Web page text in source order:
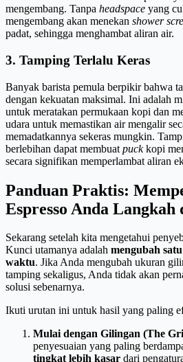
mengembang. Tanpa headspace yang
mengembang akan menekan shower
padat, sehingga menghambat aliran air.
3. Tamping Terlalu Keras
Banyak barista pemula berpikir bahwa
dengan kekuatan maksimal. Ini adalah
untuk meratakan permukaan kopi dan
udara untuk memastikan air mengalir
memadatkannya sekeras mungkin.
berlebihan dapat membuat puckkopi
secara signifikan memperlambat aliran
Panduan Praktis:
Espresso Anda Langkah
Sekarang setelah kita mengetahui
Kunci utamanya adalah mengubah
waktu. Jika Anda mengubah ukuran
tamping sekaligus, Anda tidak akan
solusi sebenarnya.
Ikuti urutan ini untuk hasil yang paling
Mulai dengan Gilingan (The
penyesuaian yang paling
tingkat lebih kasar dari